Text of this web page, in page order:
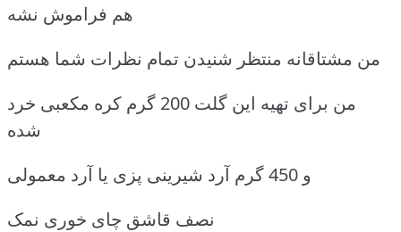
هم فراموش نشه
من مشتاقانه منتظر شنیدن تمام نظرات شما هستم
من برای تهیه این گلت 200 گرم کره مکعبی خرد
شده
و 450 گرم آرد شیرینی پزی یا آرد معمولی
نصف قاشق چای خوری نمک